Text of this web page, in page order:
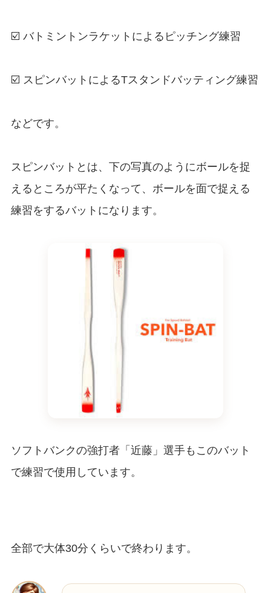
☑️ バトミントンラケットによるピッチング練習
☑️ スピンバットによるTスタンドバッティング練習
などです。
スピンバットとは、下の写真のようにボールを捉
えるところが平たくなって、ボールを面で捉える
練習をするバットになります。
ソフトバンクの強打者「近藤」選手もこのバット
で練習で使用しています。
全部で大体30分くらいで終わります。